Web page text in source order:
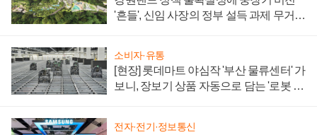
'흔들', 신임 사장의 정부 설득 과제 무거워
소비자·유통
[현장] 롯데마트 야심작 '부산 물류센터' 가
보니, 장보기 상품 자동으로 담는 '로봇 40
전자·전기·정보통신